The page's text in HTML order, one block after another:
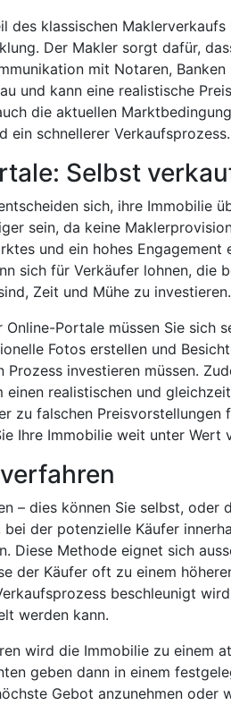
des klassischen
Der Makler sorgt dafür,
mit Notaren,
und kann eine realistische
die aktuellen
ein schnellerer Verkaufsprozess.
Selbst
sich, ihre Immobilie
sein, da keine
und ein hohes
sich für Verkäufer lohnen,
Zeit und Mühe zu investieren.
Online-Portale müssen Sie sich
Fotos erstellen und
Prozess investieren müssen.
einen realistischen und
zu falschen
Ihre Immobilie weit unter Wert
– dies können Sie selbst,
bei der potenzielle Käufer
Diese Methode eignet sich
der Käufer oft zu einem
beschleunigt
werden kann.
wird die Immobilie zu einem
geben dann in einem
Gebot anzunehmen oder